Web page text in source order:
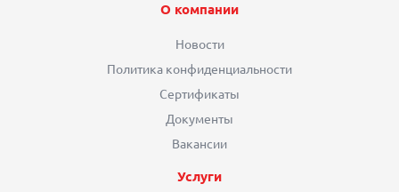
О компании
Новости
Политика конфиденциальности
Сертификаты
Документы
Вакансии
Услуги